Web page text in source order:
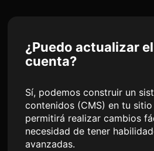
¿Puedo actualizar
cuenta?
Sí, podemos construir un
contenidos (CMS) en tu
permitirá realizar cambios
necesidad de tener
avanzadas.